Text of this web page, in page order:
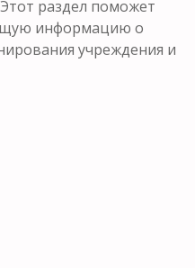
раздел поможет
информацию о
учреждения и